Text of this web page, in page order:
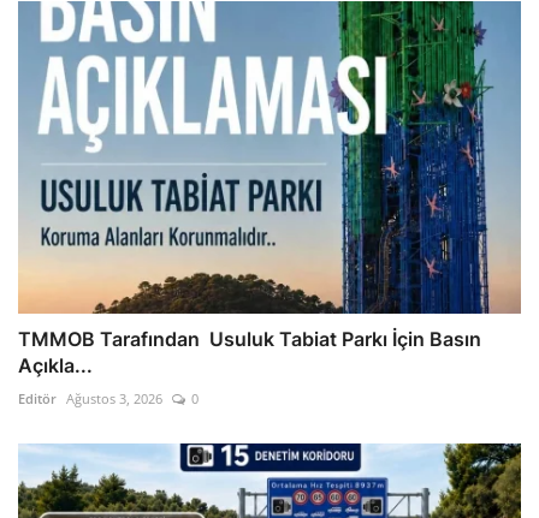
TMMOB Tarafından Usuluk Tabiat Parkı İçin Basın
Açıkla...
Editör Ağustos 3, 2026 0